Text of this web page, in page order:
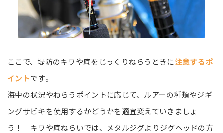
ここで、堤防のキワや底をじっくりねらうときに注意するポ
イントです。
海中の状況やねらうポイントに応じて、ルアーの種類やジギ
ングサビキを使用するかどうかを適宜変えていきましょ
う！ キワや底ねらいでは、メタルジグよりジグヘッドの方